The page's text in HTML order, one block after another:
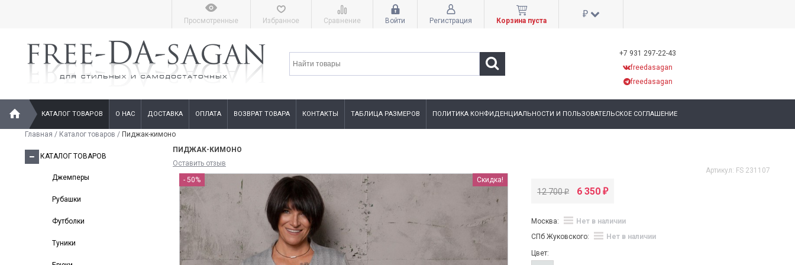
Просмотренные Избранное Сравнение Войти Регистрация Корзина пуста
₽
+7 931 297-22-43
freedasagan
freedasagan
КАТАЛОГ ТОВАРОВ О НАС ДОСТАВКА ОПЛАТА ВОЗВРАТ ТОВАРА КОНТАКТЫ ТАБЛИЦА РАЗМЕРОВ ПОЛИТИКА КОНФИДЕНЦИАЛЬНОСТИ И ПОЛЬЗОВАТЕЛЬСКОЕ СОГЛАШЕНИЕ
Главная / Каталог товаров / Пиджак-кимоно
КАТАЛОГ ТОВАРОВ
Джемперы
Рубашки
Футболки
Туники
ПИДЖАК-КИМОНО
Оставить отзыв
Артикул: FS 231107
- 50%
Скидка!
12 700₽ 6 350 ₽
Москва:
Нет в наличии
СПб Жуковского:
Нет в наличии
Цвет: